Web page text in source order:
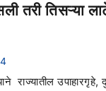
तरी तिसऱ्या
राज्यातील उपाहारगृहे,